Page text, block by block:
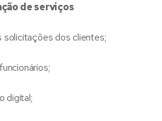
de serviços
dos clientes;
digital;